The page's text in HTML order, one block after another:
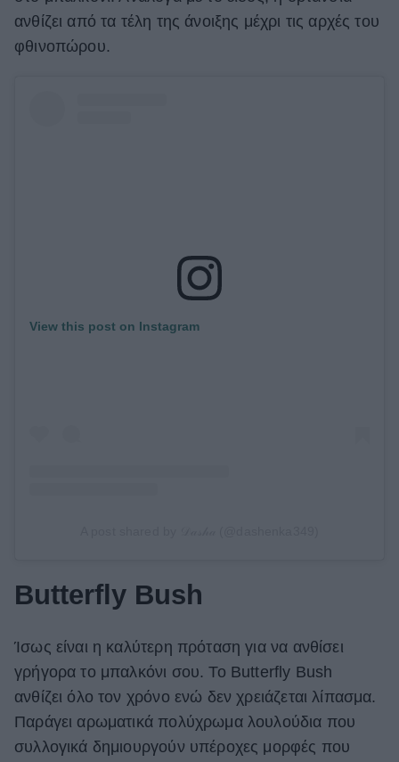
ανθίζει από τα τέλη της άνοιξης μέχρι τις αρχές του
φθινοπώρου.
View this post on Instagram
Butterfly Bush
Ίσως είναι η καλύτερη πρόταση για να ανθίσει
γρήγορα το μπαλκόνι σου. Το Butterfly Bush
ανθίζει όλο τον χρόνο ενώ δεν χρειάζεται λίπασμα.
Παράγει αρωματικά πολύχρωμα λουλούδια που
συλλογικά δημιουργούν υπέροχες μορφές που